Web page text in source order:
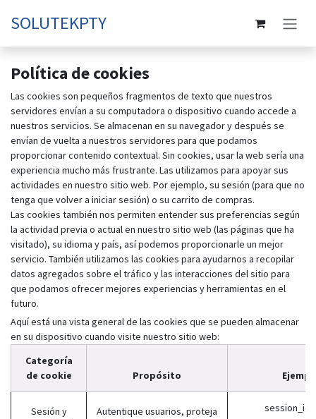
SOLUTEKPTY
Política de cookies
Las cookies son pequeños fragmentos de texto que nuestros
servidores envían a su computadora o dispositivo cuando accede a
nuestros servicios. Se almacenan en su navegador y después se
envían de vuelta a nuestros servidores para que podamos
proporcionar contenido contextual. Sin cookies, usar la web sería una
experiencia mucho más frustrante. Las utilizamos para apoyar sus
actividades en nuestro sitio web. Por ejemplo, su sesión (para que no
tenga que volver a iniciar sesión) o su carrito de compras.
Las cookies también nos permiten entender sus preferencias según
la actividad previa o actual en nuestro sitio web (las páginas que ha
visitado), su idioma y país, así podemos proporcionarle un mejor
servicio. También utilizamos las cookies para ayudarnos a recopilar
datos agregados sobre el tráfico y las interacciones del sitio para
que podamos ofrecer mejores experiencias y herramientas en el
futuro.
Aquí está una vista general de las cookies que se pueden almacenar
en su dispositivo cuando visite nuestro sitio web:
Categoría
de cookie
Propósito
Sesión y
Autentique usuarios, proteja
session_id